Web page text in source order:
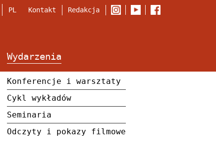
PL Kontakt Redakcja
Wydarzenia
Konferencje i warsztaty
Cykl wykładów
Seminaria
Odczyty i pokazy filmowe